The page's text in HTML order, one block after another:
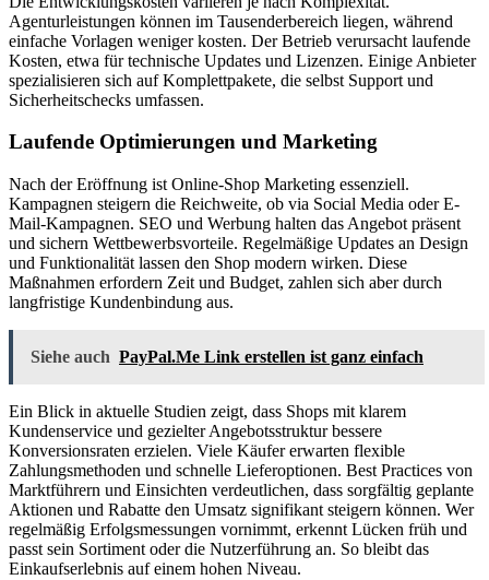
Agenturleistungen können im Tausenderbereich liegen, während
einfache Vorlagen weniger kosten. Der Betrieb verursacht laufende
Kosten, etwa für technische Updates und Lizenzen. Einige Anbieter
spezialisieren sich auf Komplettpakete, die selbst Support und
Sicherheitschecks umfassen.
Laufende Optimierungen und Marketing
Nach der Eröffnung ist Online-Shop Marketing essenziell.
Kampagnen steigern die Reichweite, ob via Social Media oder E-
Mail-Kampagnen. SEO und Werbung halten das Angebot präsent
und sichern Wettbewerbsvorteile. Regelmäßige Updates an Design
und Funktionalität lassen den Shop modern wirken. Diese
Maßnahmen erfordern Zeit und Budget, zahlen sich aber durch
langfristige Kundenbindung aus.
Siehe auch PayPal.Me Link erstellen ist ganz einfach
Ein Blick in aktuelle Studien zeigt, dass Shops mit klarem
Kundenservice und gezielter Angebotsstruktur bessere
Konversionsraten erzielen. Viele Käufer erwarten flexible
Zahlungsmethoden und schnelle Lieferoptionen. Best Practices von
Marktführern und Einsichten verdeutlichen, dass sorgfältig geplante
Aktionen und Rabatte den Umsatz signifikant steigern können. Wer
regelmäßig Erfolgsmessungen vornimmt, erkennt Lücken früh und
passt sein Sortiment oder die Nutzerführung an. So bleibt das
Einkaufserlebnis auf einem hohen Niveau.